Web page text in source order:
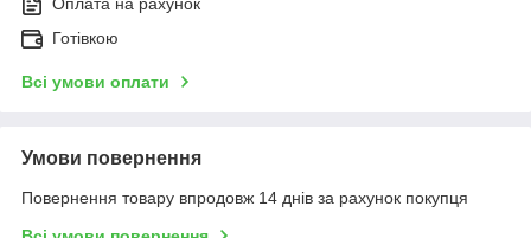
Оплата на рахунок
Готівкою
Всі умови оплати
Умови повернення
Повернення товару впродовж 14 днів за рахунок покупця